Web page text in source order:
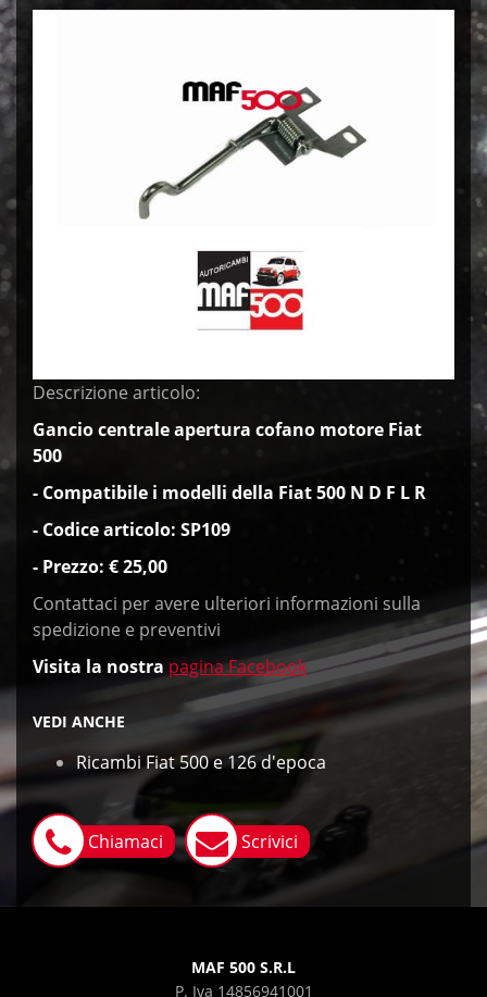
Descrizione articolo:
Gancio centrale apertura cofano motore Fiat
500
- Compatibile i modelli della Fiat 500 N D F L R
- Codice articolo: SP109
- Prezzo: € 25,00
Contattaci per avere ulteriori informazioni sulla
spedizione e preventivi
Visita la nostra pagina Facebook
VEDI ANCHE
Ricambi Fiat 500 e 126 d'epoca
Chiamaci Scrivici
MAF 500 S.R.L
P. Iva 14856941001